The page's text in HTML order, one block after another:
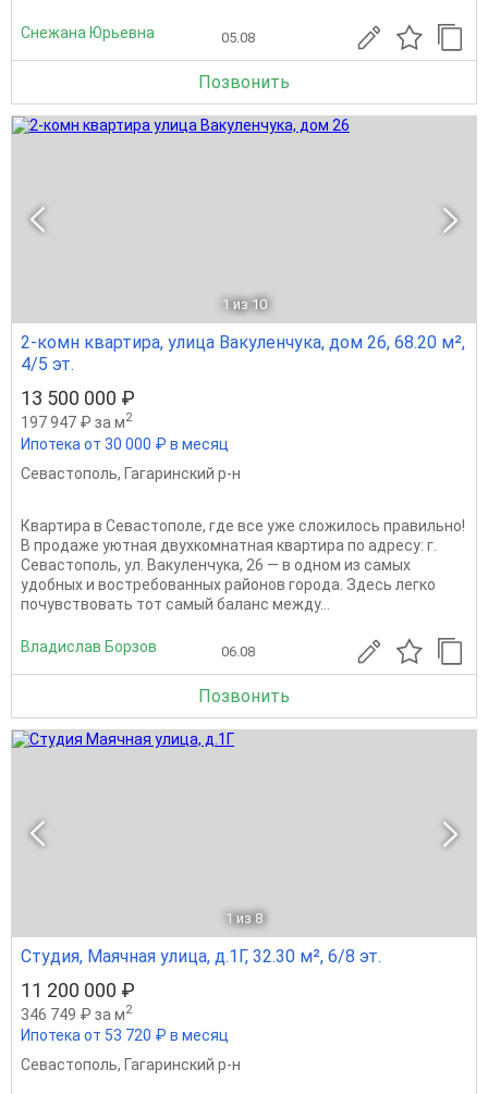
Снежана Юрьевна 05.08
Позвонить
1 из 10
2-комн квартира, улица Вакуленчука, дом 26, 68.20 м²,
4/5 эт.
13 500 000 ₽
197 947 ₽ за м2
Ипотека от 30 000 ₽ в месяц
Севастополь, Гагаринский р-н
Квартира в Севастополе, где все уже сложилось правильно!
В продаже уютная двухкомнатная квартира по адресу: г.
Севастополь, ул. Вакуленчука, 26 — в одном из самых
удобных и востребованных районов города. Здесь легко
почувствовать тот самый баланс между...
Владислав Борзов 06.08
Позвонить
1 из 8
Студия, Маячная улица, д.1Г, 32.30 м², 6/8 эт.
11 200 000 ₽
346 749 ₽ за м2
Ипотека от 53 720 ₽ в месяц
Севастополь, Гагаринский р-н